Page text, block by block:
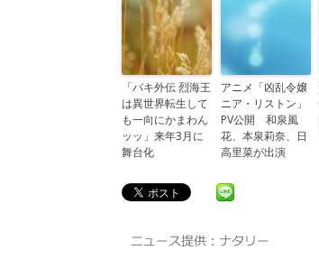
「バキ外伝 烈海王
は異世界転生して
も一向にかまわん
ッッ」来年3月に
舞台化
アニメ「凶乱令嬢
ニア・リストン」
PV公開 和泉風
花、本泉莉奈、日
高里菜が出演